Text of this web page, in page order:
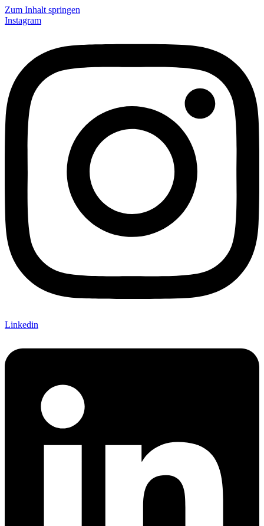
Zum Inhalt springen
Instagram
Linkedin